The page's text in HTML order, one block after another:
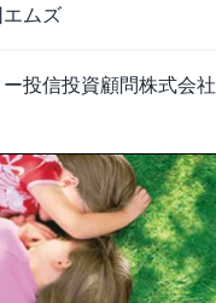
ムズ
投信投資顧問株式会社